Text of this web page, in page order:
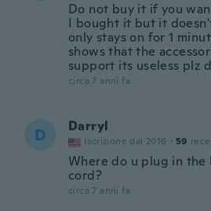
Do not buy it if you
I bought it but it
only stays on for 1
shows that the
support its useless plz
circa 7 anni fa
D Darryl
Iscrizione dal 2016 · 59
Where do u plug in
cord?
circa 7 anni fa